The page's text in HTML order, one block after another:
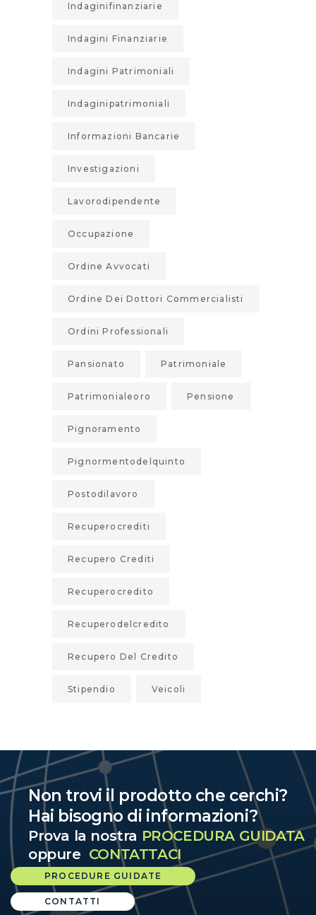
Indaginifinanziarie
Indagini Finanziarie
Indagini Patrimoniali
Indaginipatrimoniali
Informazioni Bancarie
Investigazioni
Lavorodipendente
Occupazione
Ordine Avvocati
Ordine Dei Dottori Commercialisti
Ordini Professionali
Pansionato Patrimoniale
Patrimonialeoro Pensione
Pignoramento
Pignormentodelquinto
Postodilavoro
Recuperocrediti
Recupero Crediti
Recuperocredito
Recuperodelcredito
Recupero Del Credito
Stipendio Veicoli
Non trovi il prodotto che cerchi?
Hai bisogno di informazioni?
Prova la nostra PROCEDURA GUIDATA
oppure CONTATTACI
PROCEDURE GUIDATE
CONTATTI